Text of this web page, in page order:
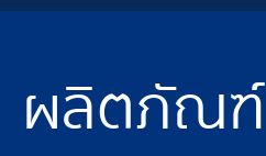
ผลิตภัณฑ์